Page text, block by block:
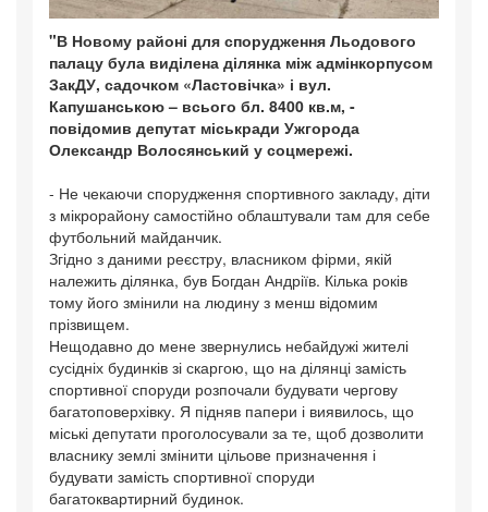
"В Новому районі для спорудження Льодового
палацу була виділена ділянка між адмінкорпусом
ЗакДУ, садочком «Ластовічка» і вул.
Капушанською – всього бл. 8400 кв.м, -
повідомив депутат міськради Ужгорода
Олександр Волосянський у соцмережі.
- Не чекаючи спорудження спортивного закладу, діти
з мікрорайону самостійно облаштували там для себе
футбольний майданчик.
Згідно з даними реєстру, власником фірми, якій
належить ділянка, був Богдан Андріїв. Кілька років
тому його змінили на людину з менш відомим
прізвищем.
Нещодавно до мене звернулись небайдужі жителі
сусідніх будинків зі скаргою, що на ділянці замість
спортивної споруди розпочали будувати чергову
багатоповерхівку. Я підняв папери і виявилось, що
міські депутати проголосували за те, щоб дозволити
власнику землі змінити цільове призначення і
будувати замість спортивної споруди
багатоквартирний будинок.